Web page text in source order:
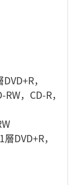
，
，CD-R，
DVD+R，